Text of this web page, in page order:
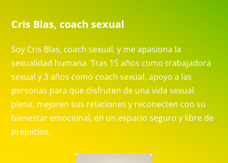
Cris Blas, coach sexual
Soy Cris Blas, coach sexual, y me apasiona la
sexualidad humana. Tras 15 años como trabajadora
sexual y 3 años como coach sexual, apoyo a las
personas para que disfruten de una vida sexual
plena, mejoren sus relaciones y reconecten con su
bienestar emocional, en un espacio seguro y libre de
prejuicios.